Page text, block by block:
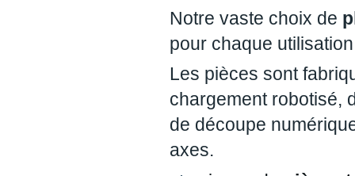
Notre vaste choix de
pour chaque
Les pièces sont
chargement robotisé,
de découpe
axes.